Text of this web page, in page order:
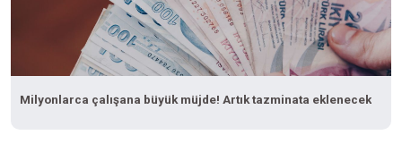
Milyonlarca çalışana büyük müjde! Artık tazminata eklenecek